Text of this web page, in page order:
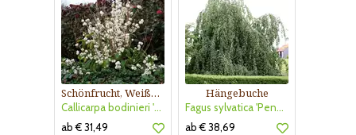
Schönfrucht, Weißer Liebesperlenstrauch
Callicarpa bodinieri 'Magical Snow Queen'
ab € 31,49
Hängebuche
Fagus sylvatica 'Pendula'
ab € 38,69